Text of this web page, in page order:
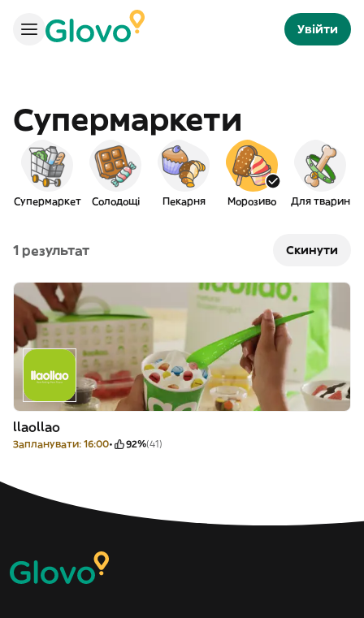
Увійти
Супермаркети
Супермаркет Солодощі Пекарня Морозиво Для тварин
1 результат Скинути
llaollao
Запланувати: 16:00 92%(41)